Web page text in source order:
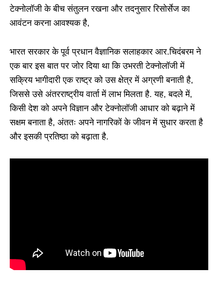
टेक्नोलॉजी के बीच संतुलन रखना और तदनुसार रिसोर्सेज का
आवंटन करना आवश्यक है,
भारत सरकार के पूर्व प्रधान वैज्ञानिक सलाहकार आर.चिदंबरम ने
एक बार इस बात पर जोर दिया था कि उभरती टेक्नोलॉजी में
सक्रिय भागीदारी एक राष्ट्र को उस क्षेत्र में अग्रणी बनाती है,
जिससे उसे अंतरराष्ट्रीय वार्ता में लाभ मिलता है. यह, बदले में,
किसी देश को अपने विज्ञान और टेक्नोलॉजी आधार को बढ़ाने में
सक्षम बनाता है, अंततः अपने नागरिकों के जीवन में सुधार करता है
और इसकी प्रतिष्ठा को बढ़ाता है.